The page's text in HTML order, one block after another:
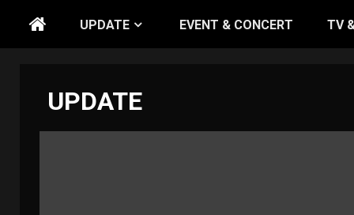
UPDATE EVENT & CONCERT TV
UPDATE